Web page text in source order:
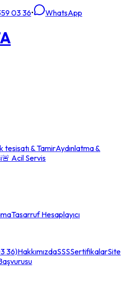
03 36• WhatsApp
tesisatı & TamirAydınlatma &
🚨 Acil Servis
Tasarruf Hesaplayıcı
36)HakkımızdaSSSSertifikalarSite